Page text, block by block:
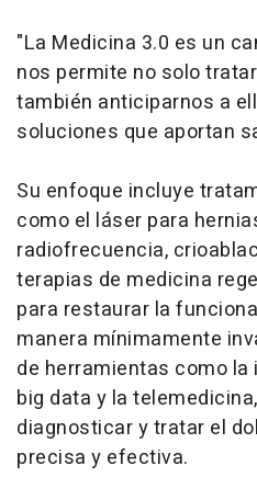
"La Medicina 3.0 es un
nos permite no solo
también anticiparnos a
soluciones que aportan
Su enfoque incluye
como el láser para
radiofrecuencia,
terapias de medicina
para restaurar la
manera mínimamente
de herramientas como
big data y la
diagnosticar y tratar el
precisa y efectiva.